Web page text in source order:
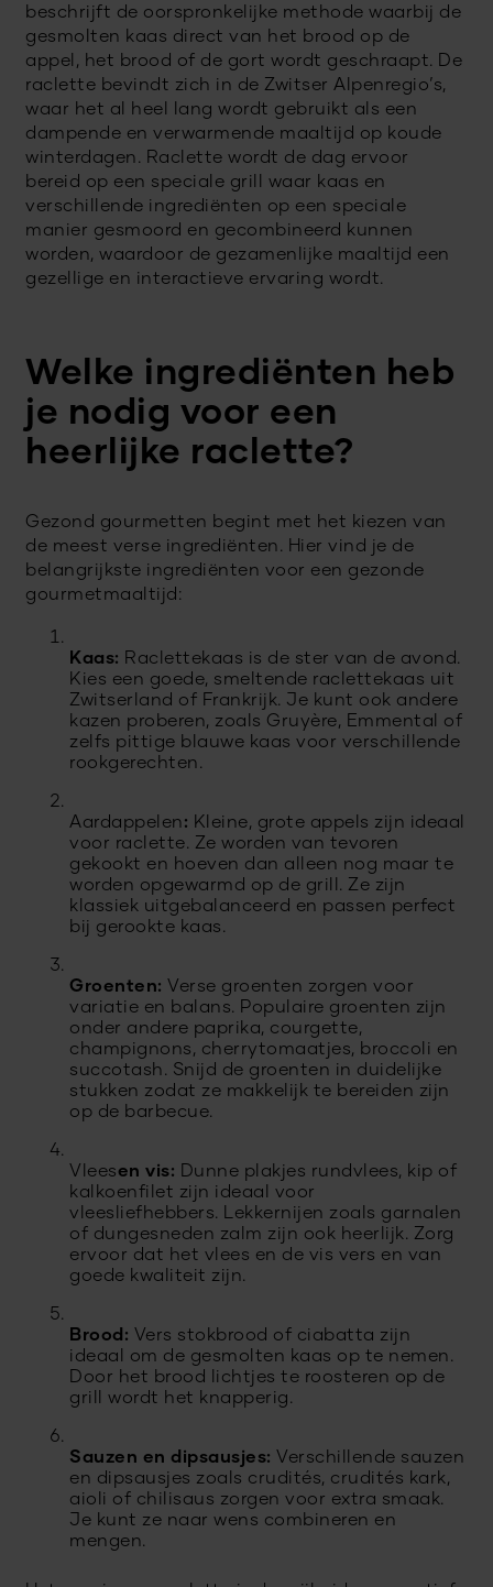
beschrijft de oorspronkelijke methode waarbij de
gesmolten kaas direct van het brood op de
appel, het brood of de gort wordt geschraapt. De
raclette bevindt zich in de Zwitser Alpenregio’s,
waar het al heel lang wordt gebruikt als een
dampende en verwarmende maaltijd op koude
winterdagen. Raclette wordt de dag ervoor
bereid op een speciale grill waar kaas en
verschillende ingrediënten op een speciale
manier gesmoord en gecombineerd kunnen
worden, waardoor de gezamenlijke maaltijd een
gezellige en interactieve ervaring wordt.
Welke ingrediënten heb
je nodig voor een
heerlijke raclette?
Gezond gourmetten begint met het kiezen van
de meest verse ingrediënten. Hier vind je de
belangrijkste ingrediënten voor een gezonde
gourmetmaaltijd:
Kaas: Raclettekaas is de ster van de avond.
Kies een goede, smeltende raclettekaas uit
Zwitserland of Frankrijk. Je kunt ook andere
kazen proberen, zoals Gruyère, Emmental of
zelfs pittige blauwe kaas voor verschillende
rookgerechten.
Aardappelen: Kleine, grote appels zijn ideaal
voor raclette. Ze worden van tevoren
gekookt en hoeven dan alleen nog maar te
worden opgewarmd op de grill. Ze zijn
klassiek uitgebalanceerd en passen perfect
bij gerookte kaas.
Groenten: Verse groenten zorgen voor
variatie en balans. Populaire groenten zijn
onder andere paprika, courgette,
champignons, cherrytomaatjes, broccoli en
succotash. Snijd de groenten in duidelijke
stukken zodat ze makkelijk te bereiden zijn
op de barbecue.
Vleesen vis: Dunne plakjes rundvlees, kip of
kalkoenfilet zijn ideaal voor
vleesliefhebbers. Lekkernijen zoals garnalen
of dungesneden zalm zijn ook heerlijk. Zorg
ervoor dat het vlees en de vis vers en van
goede kwaliteit zijn.
Brood: Vers stokbrood of ciabatta zijn
ideaal om de gesmolten kaas op te nemen.
Door het brood lichtjes te roosteren op de
grill wordt het knapperig.
Sauzen en dipsausjes: Verschillende sauzen
en dipsausjes zoals crudités, crudités kark,
aioli of chilisaus zorgen voor extra smaak.
Je kunt ze naar wens combineren en
mengen.